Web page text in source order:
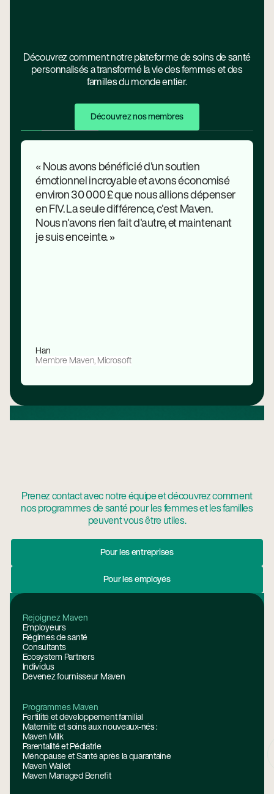
Découvrez comment notre plateforme de soins de santé
personnalisés a transformé la vie des femmes et des
familles du monde entier.
Découvrez nos membres
« Nous avons bénéficié d'un soutien
émotionnel incroyable et avons économisé
environ 30 000 £ que nous allions dépenser
en FIV. La seule différence, c'est Maven.
Nous n'avons rien fait d'autre, et maintenant
je suis enceinte. »
Han
Membre Maven, Microsoft
Prenez contact avec notre équipe et découvrez comment
nos programmes de santé pour les femmes et les familles
peuvent vous être utiles.
Pour Les Entreprises
Pour les entreprises
Pour les employés
Pied de page
Rejoignez Maven
Employeurs
Régimes de santé
Consultants
Ecosystem Partners
Individus
Devenez fournisseur Maven
Programmes Maven
Fertilité et développement familial
Maternité et soins aux nouveaux-nés :
Maven Milk
Parentalité et Pédiatrie
Ménopause et Santé après la quarantaine
Maven Wallet
Maven Managed Benefit